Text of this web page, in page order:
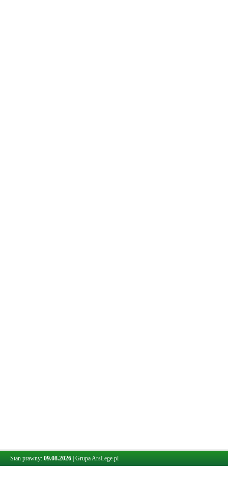
Stan prawny: 09.08.2026 Grupa ArsLege.pl